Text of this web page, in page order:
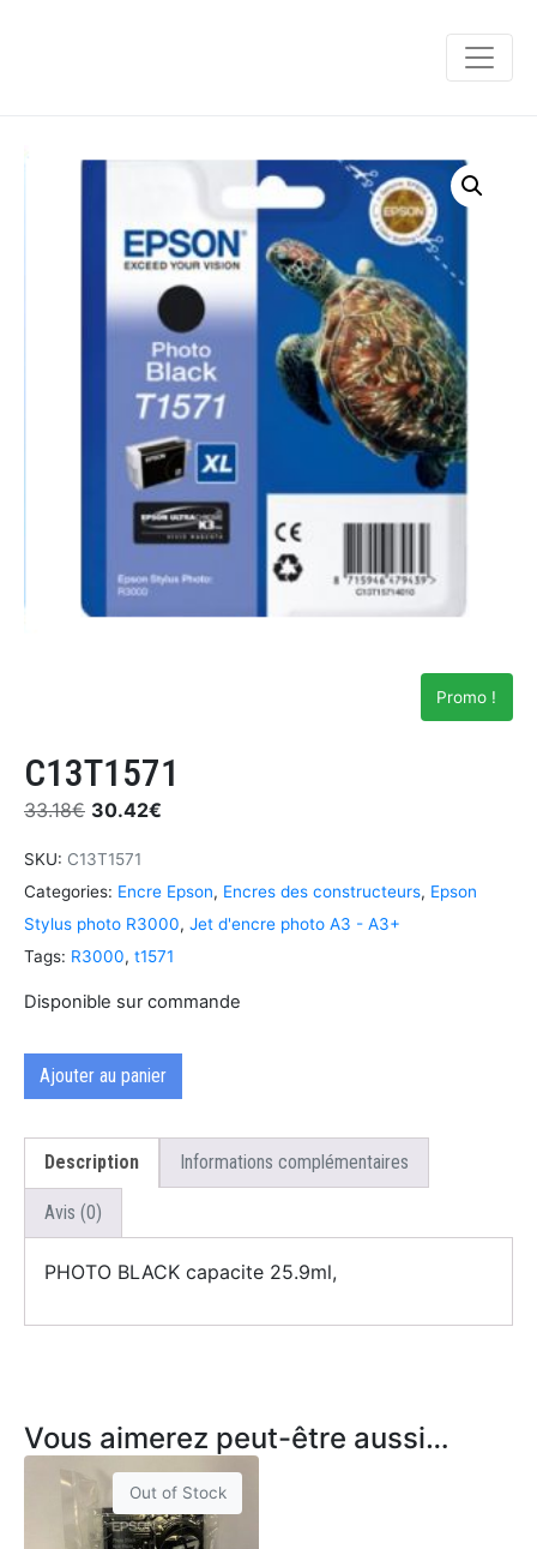
Promo !
C13T1571
33.18€ 30.42€
SKU: C13T1571
Categories: Encre Epson, Encres des constructeurs, Epson
Stylus photo R3000, Jet d'encre photo A3 - A3+
Tags: R3000, t1571
Disponible sur commande
Ajouter au panier
Description Informations complémentaires
Avis (0)
PHOTO BLACK capacite 25.9ml,
Vous aimerez peut-être aussi…
Out of Stock